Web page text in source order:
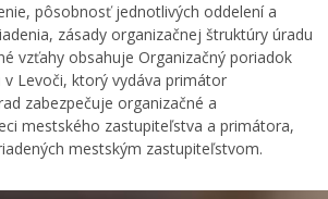
pôsobnosť jednotlivých oddelení a
zásady organizačnej štruktúry úradu
vzťahy obsahuje Organizačný poriadok
Levoči, ktorý vydáva primátor
zabezpečuje organizačné a
mestského zastupiteľstva a primátora,
mestským zastupiteľstvom.